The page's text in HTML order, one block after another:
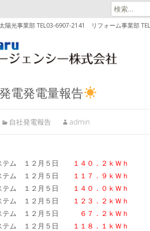
検
索:
陽光事業部 TEL03-6907-2141 リフォーム事業部
電発電量報告
自社発電報告 admin
テム １２月５日
１４０．２ｋＷｈ
テム １２月５日
１１７．９ｋＷｈ
テム １２月５日
１４０．０ｋＷｈ
テム １２月５日
１２３．２ｋＷｈ
テム １２月５日
６７．２ｋＷｈ
テム １２月５日
１１８．１ｋＷｈ